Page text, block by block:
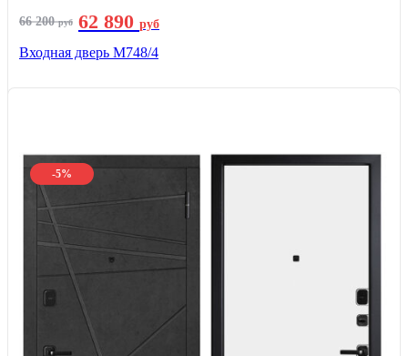
66 200руб 62 890 руб
Входная дверь М748/4
-5%